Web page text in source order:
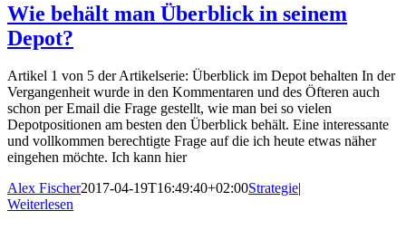
Wie behält man Überblick in seinem
Depot?
Artikel 1 von 5 der Artikelserie: Überblick im Depot behalten In der
Vergangenheit wurde in den Kommentaren und des Öfteren auch
schon per Email die Frage gestellt, wie man bei so vielen
Depotpositionen am besten den Überblick behält. Eine interessante
und vollkommen berechtigte Frage auf die ich heute etwas näher
eingehen möchte. Ich kann hier
Alex Fischer2017-04-19T16:49:40+02:00Strategie|
Weiterlesen